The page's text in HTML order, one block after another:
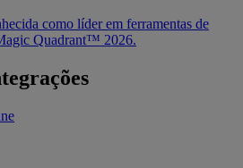
como líder em ferramentas de
Quadrant™ 2026.